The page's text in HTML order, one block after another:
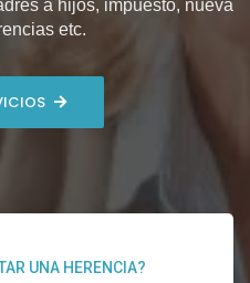
a hijos, impuesto, nueva
etc.
UNA HERENCIA?